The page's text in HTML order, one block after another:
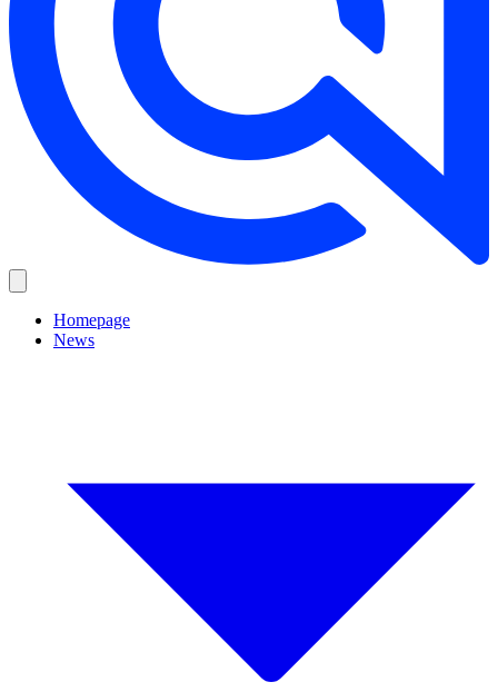
Homepage
News